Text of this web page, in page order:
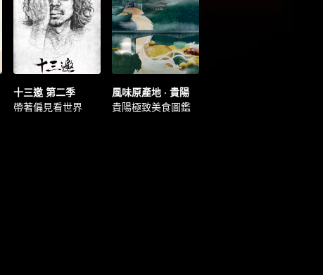
十三邀 第二季
帶著偏見看世界
風味原產地 · 貴陽
貴陽極致美食圖鑑